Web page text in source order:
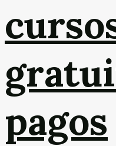
pagos